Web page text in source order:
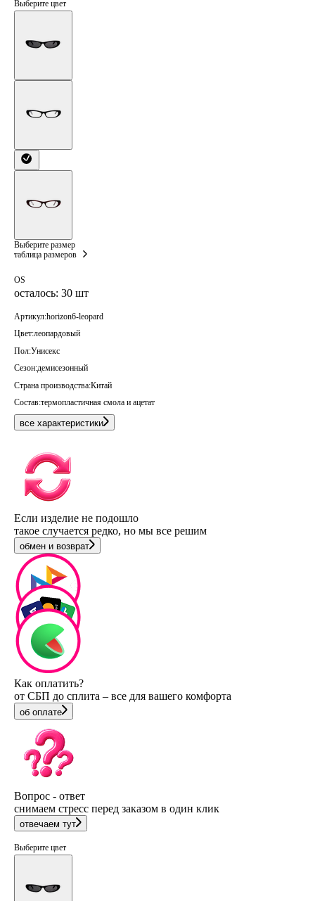
Выберите цвет
Выберите размер
таблица размеров
OS
осталось: 30 шт
Артикул:horizon6-leopard
Цвет:леопардовый
Пол:Унисекс
Сезон:демисезонный
Страна производства:Китай
Состав:термопластичная смола и ацетат
все характеристики
Если изделие не подошло
такое случается редко, но мы все решим
обмен и возврат
Как оплатить?
от СБП до сплита – все для вашего комфорта
об оплате
Вопрос - ответ
снимаем стресс перед заказом в один клик
отвечаем тут
Выберите цвет